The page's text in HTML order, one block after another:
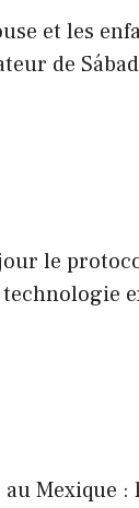
et les
de
le
Mexique :